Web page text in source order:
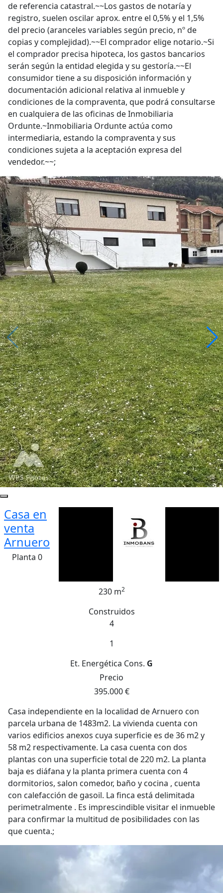
de referencia catastral.~~Los gastos de notaría y
registro, suelen oscilar aprox. entre el 0,5% y el 1,5%
del precio (aranceles variables según precio, nº de
copias y complejidad).~~El comprador elige notario.~Si
el comprador precisa hipoteca, los gastos bancarios
serán según la entidad elegida y su gestoría.~~El
consumidor tiene a su disposición información y
documentación adicional relativa al inmueble y
condiciones de la compraventa, que podrá consultarse
en cualquiera de las oficinas de Inmobiliaria
Ordunte.~Inmobiliaria Ordunte actúa como
intermediaria, estando la compraventa y sus
condiciones sujeta a la aceptación expresa del
vendedor.~~;
Casa en
venta
Arnuero
Planta 0
230 m2
Construidos
4
1
Et. Energética Cons. G
Precio
395.000 €
Casa independiente en la localidad de Arnuero con
parcela urbana de 1483m2. La vivienda cuenta con
varios edificios anexos cuya superficie es de 36 m2 y
58 m2 respectivamente. La casa cuenta con dos
plantas con una superficie total de 220 m2. La planta
baja es diáfana y la planta primera cuenta con 4
dormitorios, salon comedor, baño y cocina , cuenta
con calefacción de gasoil. La finca está delimitada
perimetralmente . Es imprescindible visitar el inmueble
para confirmar la multitud de posibilidades con las
que cuenta.;